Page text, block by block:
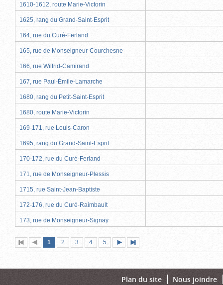
1610-1612, route Marie-Victorin
1625, rang du Grand-Saint-Esprit
164, rue du Curé-Ferland
165, rue de Monseigneur-Courchesne
166, rue Wilfrid-Camirand
167, rue Paul-Émile-Lamarche
1680, rang du Petit-Saint-Esprit
1680, route Marie-Victorin
169-171, rue Louis-Caron
1695, rang du Grand-Saint-Esprit
170-172, rue du Curé-Ferland
171, rue de Monseigneur-Plessis
1715, rue Saint-Jean-Baptiste
172-176, rue du Curé-Raimbault
173, rue de Monseigneur-Signay
Première
page
Page
précédente
Page
1 (page
actuelle)
Page
2 Page
3 Page
4 Page
5
suivante
page
Plan du site Nous joindre